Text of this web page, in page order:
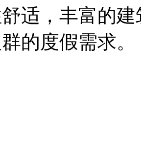
适，丰富的
的度假需求。